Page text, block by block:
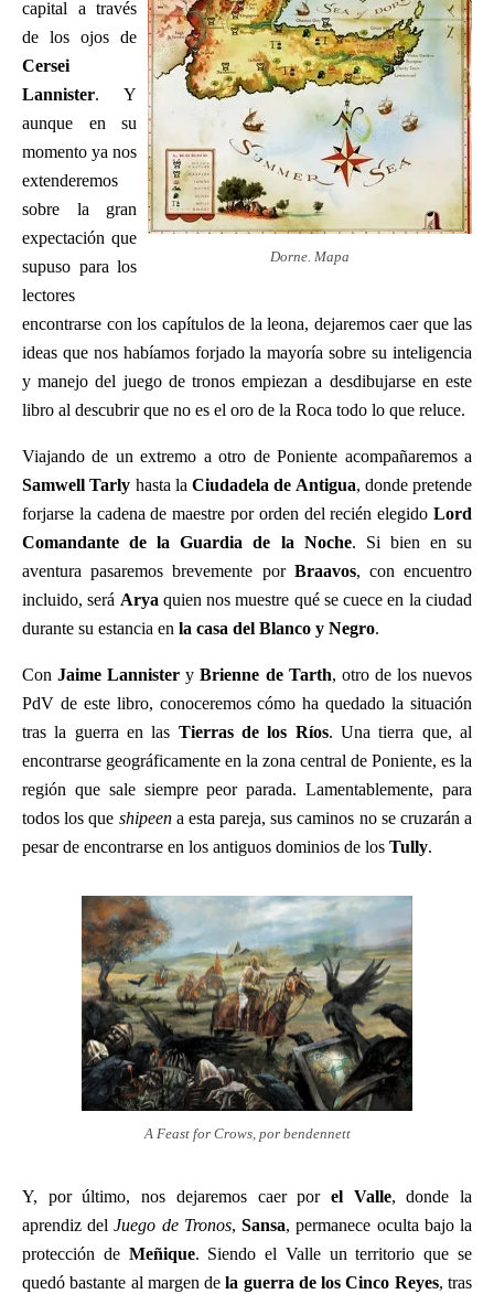
Dorne. Mapa
capital a través
de los ojos de
Cersei
Lannister. Y
aunque en su
momento ya nos
extenderemos
sobre la gran
expectación que
supuso para los
lectores
encontrarse con los capítulos de la leona, dejaremos caer que las
ideas que nos habíamos forjado la mayoría sobre su inteligencia
y manejo del juego de tronos empiezan a desdibujarse en este
libro al descubrir que no es el oro de la Roca todo lo que reluce.
Viajando de un extremo a otro de Poniente acompañaremos a
Samwell Tarly hasta la Ciudadela de Antigua, donde pretende
forjarse la cadena de maestre por orden del recién elegido Lord
Comandante de la Guardia de la Noche. Si bien en su
aventura pasaremos brevemente por Braavos, con encuentro
incluido, será Arya quien nos muestre qué se cuece en la ciudad
durante su estancia en la casa del Blanco y Negro.
ConJaime Lannister yBrienne de Tarth, otro de los nuevos
PdV de este libro, conoceremos cómo ha quedado la situación
tras la guerra en las Tierras de los Ríos. Una tierra que, al
encontrarse geográficamente en la zona central de Poniente, es la
región que sale siempre peor parada. Lamentablemente, para
todos los que shipeena esta pareja, sus caminos no se cruzarán a
pesar de encontrarse en los antiguos dominios de los Tully.
A Feast for Crows, por bendennett
Y, por último, nos dejaremos caer por el Valle, donde la
aprendiz delJuego de Tronos,Sansa, permanece oculta bajo la
protección de Meñique. Siendo el Valle un territorio que se
quedó bastante al margen dela guerra de los Cinco Reyes, tras